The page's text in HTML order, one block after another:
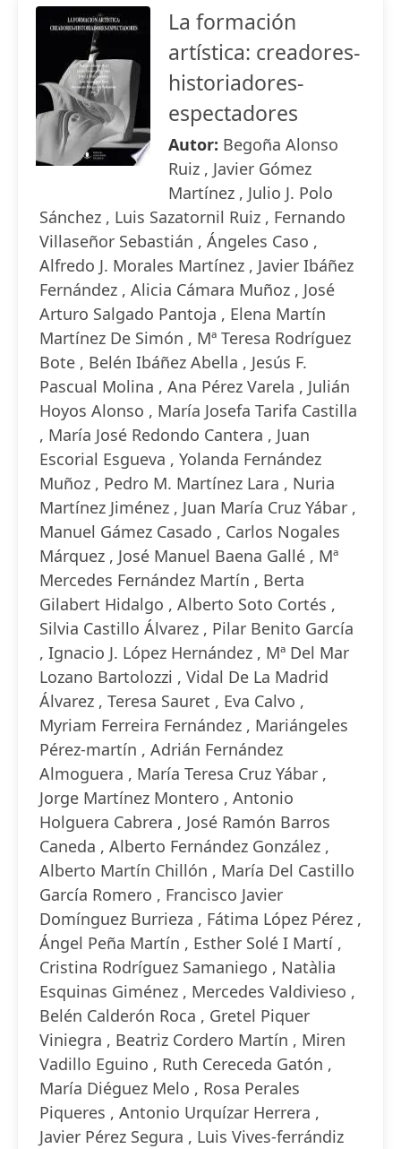
La formación
artística: creadores-
historiadores-
espectadores
Autor: Begoña Alonso
Ruiz , Javier Gómez
Martínez , Julio J. Polo
Sánchez , Luis Sazatornil Ruiz , Fernando
Villaseñor Sebastián , Ángeles Caso ,
Alfredo J. Morales Martínez , Javier Ibáñez
Fernández , Alicia Cámara Muñoz , José
Arturo Salgado Pantoja , Elena Martín
Martínez De Simón , Mª Teresa Rodríguez
Bote , Belén Ibáñez Abella , Jesús F.
Pascual Molina , Ana Pérez Varela , Julián
Hoyos Alonso , María Josefa Tarifa Castilla
, María José Redondo Cantera , Juan
Escorial Esgueva , Yolanda Fernández
Muñoz , Pedro M. Martínez Lara , Nuria
Martínez Jiménez , Juan María Cruz Yábar ,
Manuel Gámez Casado , Carlos Nogales
Márquez , José Manuel Baena Gallé , Mª
Mercedes Fernández Martín , Berta
Gilabert Hidalgo , Alberto Soto Cortés ,
Silvia Castillo Álvarez , Pilar Benito García
, Ignacio J. López Hernández , Mª Del Mar
Lozano Bartolozzi , Vidal De La Madrid
Álvarez , Teresa Sauret , Eva Calvo ,
Myriam Ferreira Fernández , Mariángeles
Pérez-martín , Adrián Fernández
Almoguera , María Teresa Cruz Yábar ,
Jorge Martínez Montero , Antonio
Holguera Cabrera , José Ramón Barros
Caneda , Alberto Fernández González ,
Alberto Martín Chillón , María Del Castillo
García Romero , Francisco Javier
Domínguez Burrieza , Fátima López Pérez ,
Ángel Peña Martín , Esther Solé I Martí ,
Cristina Rodríguez Samaniego , Natàlia
Esquinas Giménez , Mercedes Valdivieso ,
Belén Calderón Roca , Gretel Piquer
Viniegra , Beatriz Cordero Martín , Miren
Vadillo Eguino , Ruth Cereceda Gatón ,
María Diéguez Melo , Rosa Perales
Piqueres , Antonio Urquízar Herrera ,
Javier Pérez Segura , Luis Vives-ferrándiz